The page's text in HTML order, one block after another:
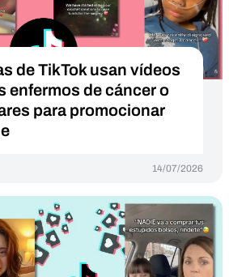
de TikTok usan vídeos
enfermos de cáncer o
para promocionar
14/07/2026